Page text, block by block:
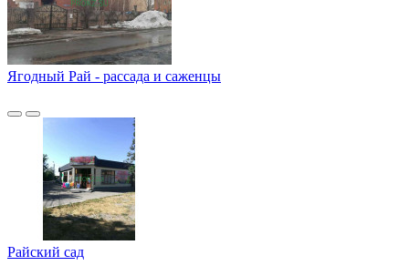
Ягодный Рай - рассада и саженцы
Райский сад